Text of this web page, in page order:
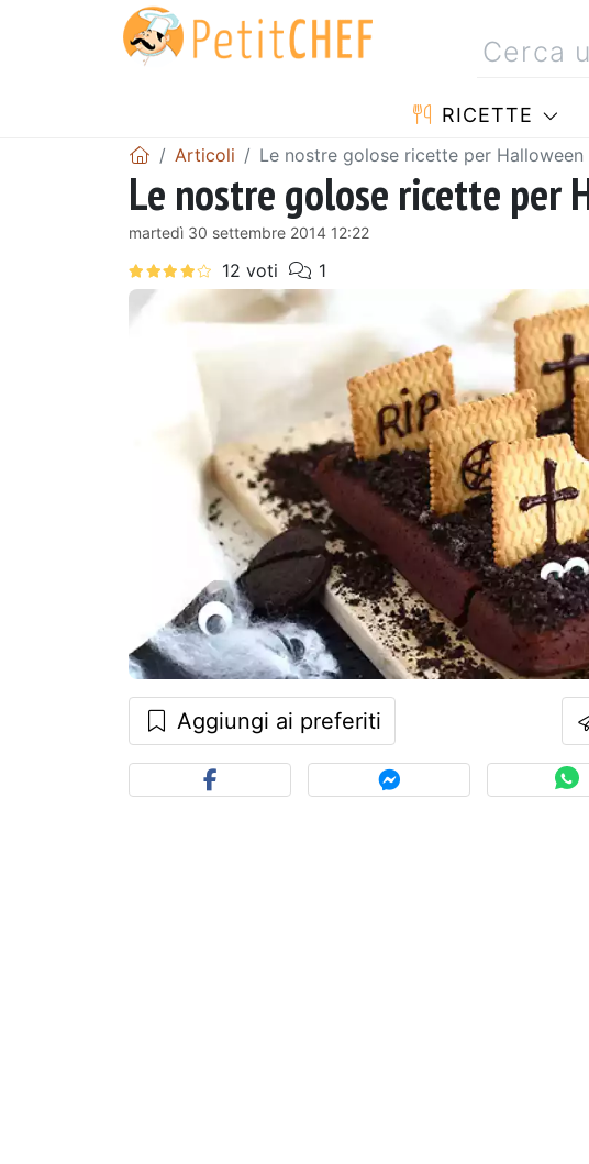
RICETTE
Articoli Le nostre golose ricette per Halloween
Le nostre golose ricette per
martedì 30 settembre 2014 12:22
Aggiungi ai preferiti